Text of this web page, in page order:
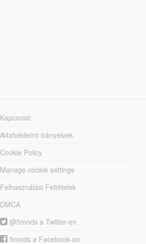
Kapcsolat
Adatvédelmi Irányelvek
Cookie Policy
Manage cookie settings
Felhasználási Feltételek
DMCA
@5mods a Twitter-en
5mods a Facebook-on